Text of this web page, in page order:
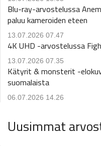
Blu-ray-arvostelussa
paluu kameroiden eteen
13.07.2026 07.47
4K UHD -arvostelussa
13.07.2026 07.35
Kätyrit & monsterit -
suomalaista
06.07.2026 14.26
Uusimmat